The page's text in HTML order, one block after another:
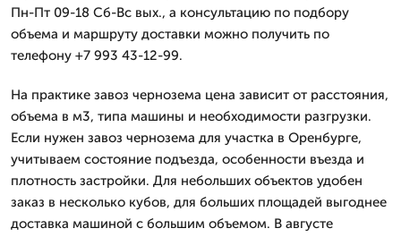
Пн-Пт 09-18 Сб-Вс вых., а консультацию по подбору
объема и маршруту доставки можно получить по
телефону +7 993 43-12-99.
На практике завоз чернозема цена зависит от расстояния,
объема в м3, типа машины и необходимости разгрузки.
Если нужен завоз чернозема для участка в Оренбурге,
учитываем состояние подъезда, особенности въезда и
плотность застройки. Для небольших объектов удобен
заказ в несколько кубов, для больших площадей выгоднее
доставка машиной с большим объемом. В августе